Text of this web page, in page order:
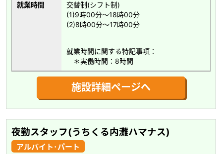
就業時間
交替制(シフト制)
(1)9時00分～18時00分
(2)8時00分～17時00分
就業時間に関する特記事項：
＊実働時間：8時間
施設詳細ページへ
夜勤スタッフ(うちくる内灘ハマナス)
アルバイト･パート